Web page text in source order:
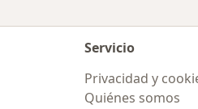
Servicio
Privacidad y
Quiénes somos